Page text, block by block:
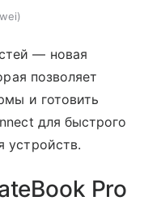
— новая
позволяет
и готовить
для быстрого
устройств.
Pro